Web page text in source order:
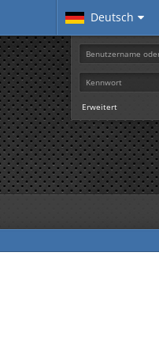
Deutsch
Erweitert